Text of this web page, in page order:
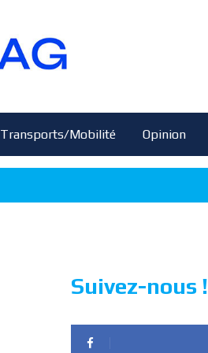
Transports/Mobilité Opinion
Suivez-nous !